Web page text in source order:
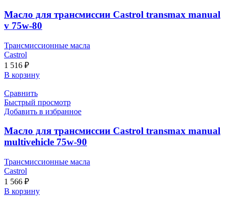
Масло для трансмиссии Castrol transmax manual
v 75w-80
Трансмиссионные масла
Castrol
1 516 ₽
В корзину
Сравнить
Быстрый просмотр
Добавить в избранное
Масло для трансмиссии Castrol transmax manual
multivehicle 75w-90
Трансмиссионные масла
Castrol
1 566 ₽
В корзину